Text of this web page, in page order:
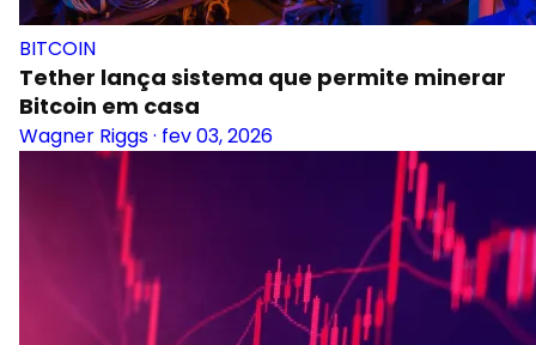
BITCOIN
Tether lança sistema que permite minerar
Bitcoin em casa
Wagner Riggs· fev 03, 2026